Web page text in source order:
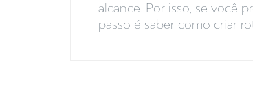
alcance. Por isso, se você
passo é saber como criar